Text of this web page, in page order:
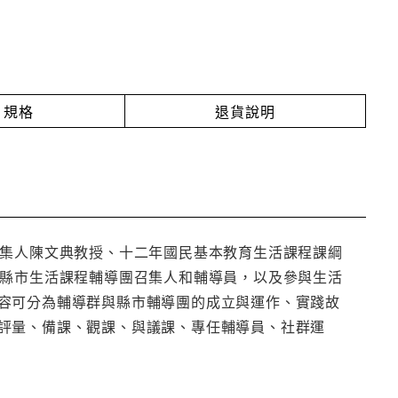
規格 退貨說明
人陳文典教授、十二年國民基本教育生活課程課綱
市生活課程輔導團召集人和輔導員，以及參與生活
分為輔導群與縣市輔導團的成立與運作、實踐故
、備課、觀課、與議課、專任輔導員、社群運